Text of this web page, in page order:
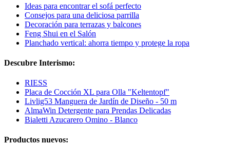
Ideas para encontrar el sofá perfecto
Consejos para una deliciosa parrilla
Decoración para terrazas y balcones
Feng Shui en el Salón
Planchado vertical: ahorra tiempo y protege la ropa
Descubre Interismo:
RIESS
Placa de Cocción XL para Olla "Keltentopf"
Livlig53 Manguera de Jardín de Diseño - 50 m
AlmaWin Detergente para Prendas Delicadas
Bialetti Azucarero Omino - Blanco
Productos nuevos: